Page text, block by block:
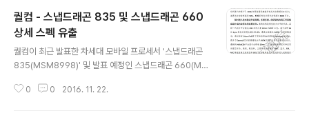
퀄컴 - 스냅드래곤 835 및 스냅드래곤 660
상세 스펙 유출
퀄컴이 최근 발표한 차세대 모바일 프로세서 '스냅드래곤
835(MSM8998)' 및 발표 예정인 스냅드래곤 660(MS
펙시트를 통해 플래그쉽 프로세서 스냅드래곤 835는 스냅
0 0 2016. 11. 22.